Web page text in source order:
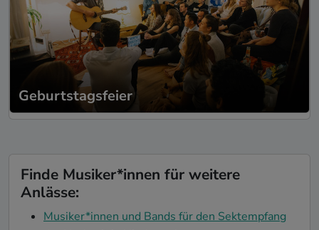
Geburtstagsfeier
Finde Musiker*innen für weitere
Anlässe:
Musiker*innen und Bands für den Sektempfang